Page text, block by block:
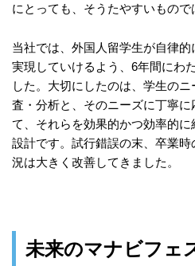
にとっても、そうたやすいもので
当社では、外国人留学生が自律
実現していけるよう、6年間にわ
した。大切にしたのは、学生の
査・分析と、そのニーズに丁寧
て、それらを効果的かつ効率的
設計です。試行錯誤の末、卒業
況は大きく改善してきました。
未来のマナビフェ